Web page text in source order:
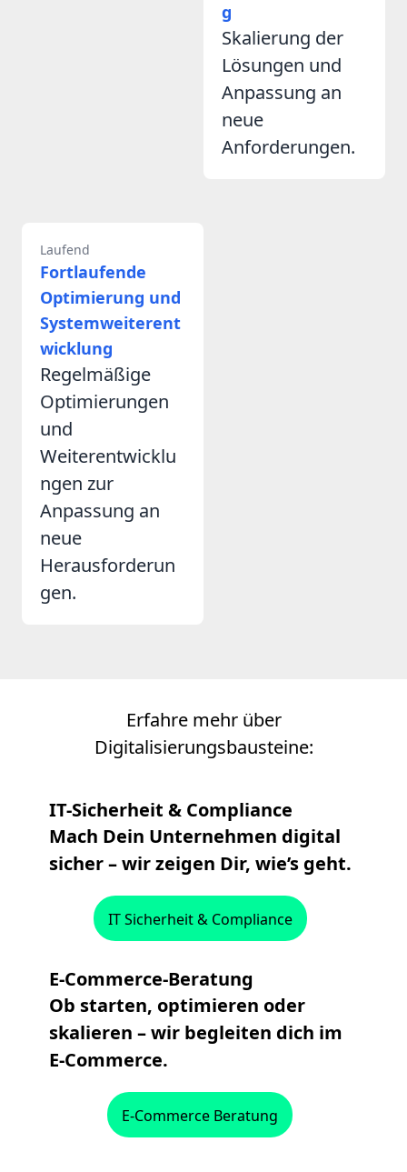
g
Skalierung der
Lösungen und
Anpassung an
neue
Anforderungen.
Laufend
Fortlaufende
Optimierung und
Systemweiterent
wicklung
Regelmäßige
Optimierungen
und
Weiterentwicklu
ngen zur
Anpassung an
neue
Herausforderun
gen.
Erfahre mehr über
Digitalisierungsbausteine:
IT-Sicherheit & Compliance
Mach Dein Unternehmen digital
sicher – wir zeigen Dir, wie’s geht.
IT Sicherheit & Compliance
E-Commerce-Beratung
Ob starten, optimieren oder
skalieren – wir begleiten dich im
E-Commerce.
E-Commerce Beratung